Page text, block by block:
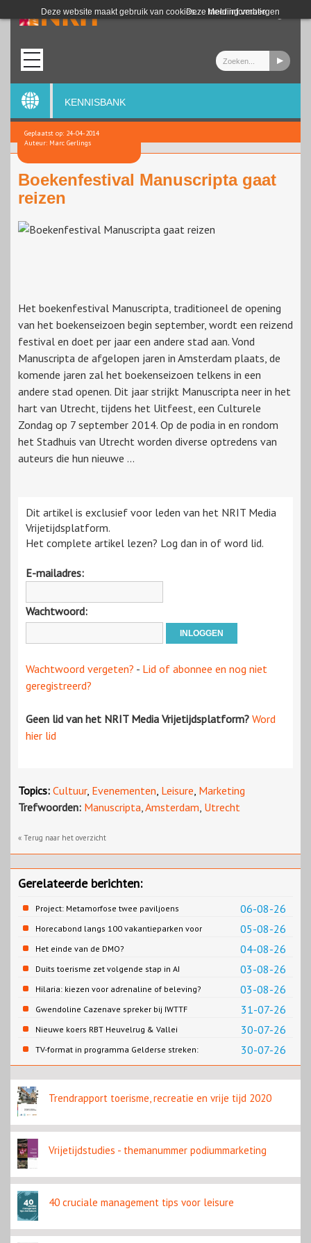
Deze website maakt gebruik van cookies. Meer informatie
Deze melding verbergen
Login
KENNISBANK
Geplaatst op: 24-04-2014
Auteur: Marc Gerlings
Boekenfestival Manuscripta gaat
reizen
Het boekenfestival Manuscripta, traditioneel de opening
van het boekenseizoen begin september, wordt een reizend
festival en doet per jaar een andere stad aan. Vond
Manuscripta de afgelopen jaren in Amsterdam plaats, de
komende jaren zal het boekenseizoen telkens in een
andere stad openen. Dit jaar strijkt Manuscripta neer in het
hart van Utrecht, tijdens het Uitfeest, een Culturele
Zondag op 7 september 2014. Op de podia in en rondom
het Stadhuis van Utrecht worden diverse optredens van
auteurs die hun nieuwe ...
Dit artikel is exclusief voor leden van het NRIT Media
Vrijetijdsplatform.
Het complete artikel lezen? Log dan in of word lid.
E-mailadres:
Wachtwoord:
Wachtwoord vergeten? - Lid of abonnee en nog niet
geregistreerd?
Geen lid van het NRIT Media Vrijetijdsplatform? Word
hier lid
Topics: Cultuur, Evenementen Leisure Marketing
Trefwoorden: Manuscripta Amsterdam Utrecht
« Terug naar het overzicht
Gerelateerde berichten:
06-08-26
Project: Metamorfose twee paviljoens
Biesbosch MuseumEiland
05-08-26
Horecabond langs 100 vakantieparken voor
Cao-recreatie
04-08-26
Het einde van de DMO?
03-08-26
Duits toerisme zet volgende stap in AI
content
03-08-26
Hilaria: kiezen voor adrenaline of beleving?
31-07-26
Gwendoline Cazenave spreker bij IWTTF
congres in Utrecht
30-07-26
Nieuwe koers RBT Heuvelrug & Vallei
zichtbaar in eerste resultaten 2026
30-07-26
TV-format in programma Gelderse streken:
Rondje Gelderland
Trendrapport toerisme, recreatie en vrije tijd 2020
Vrijetijdstudies - themanummer podiummarketing
40 cruciale management tips voor leisure